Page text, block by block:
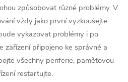
způsobovat různé problémy. V
vždy jako první vyzkoušejte
vykazovat problémy i po
zařízení připojeno ke správné a
všechny periferie, paměťovou
restartujte.